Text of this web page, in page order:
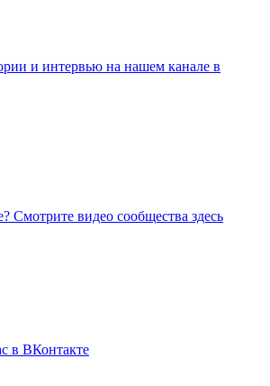
и интервью на нашем канале в
Смотрите видео сообщества здесь
в ВКонтакте